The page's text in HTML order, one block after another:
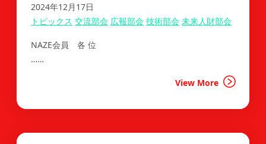
2024年12月17日
トピックス 交流部会 広報部会 技術部会 未来人財部会
NAZE会員 各 位
……
View More